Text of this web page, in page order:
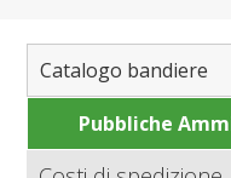
Catalogo bandiere
Bandiere del Mondo
Pubbliche